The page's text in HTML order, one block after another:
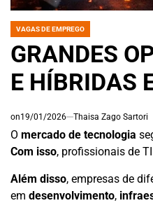
POSTED
VAGAS DE EMPREGO
GRANDES
E HÍBRIDAS
on19/01/2026 Thaisa Zago Sartori
O mercado de tecnologia
Com isso, profissionais de
Além disso, empresas de
em desenvolvimento,